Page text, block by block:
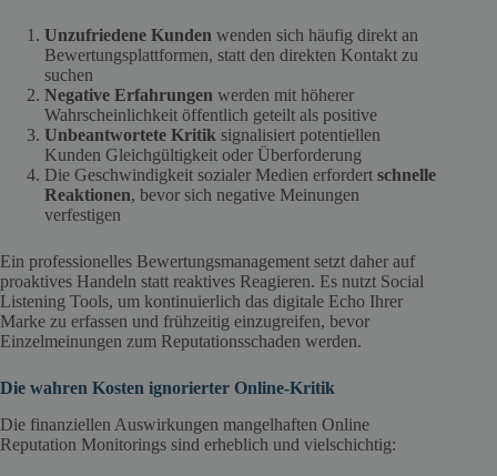
Unzufriedene Kunden wenden sich häufig direkt an
Bewertungsplattformen, statt den direkten Kontakt zu
suchen
Negative Erfahrungen werden mit höherer
Wahrscheinlichkeit öffentlich geteilt als positive
Unbeantwortete Kritik signalisiert potentiellen
Kunden Gleichgültigkeit oder Überforderung
Die Geschwindigkeit sozialer Medien erfordert schnelle
Reaktionen, bevor sich negative Meinungen
verfestigen
Ein professionelles Bewertungsmanagement setzt daher auf
proaktives Handeln statt reaktives Reagieren. Es nutzt Social
Listening Tools, um kontinuierlich das digitale Echo Ihrer
Marke zu erfassen und frühzeitig einzugreifen, bevor
Einzelmeinungen zum Reputationsschaden werden.
Die wahren Kosten ignorierter Online-Kritik
Die finanziellen Auswirkungen mangelhaften Online
Reputation Monitorings sind erheblich und vielschichtig: